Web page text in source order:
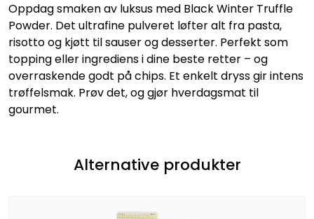
Oppdag smaken av luksus med Black Winter Truffle
Powder. Det ultrafine pulveret løfter alt fra pasta,
risotto og kjøtt til sauser og desserter. Perfekt som
topping eller ingrediens i dine beste retter – og
overraskende godt på chips. Et enkelt dryss gir intens
trøffelsmak. Prøv det, og gjør hverdagsmat til
gourmet.
Alternative produkter